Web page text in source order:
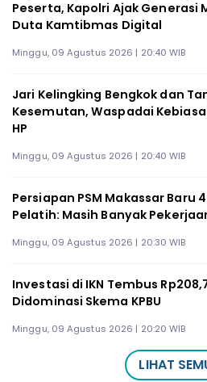
Peserta, Kapolri Ajak Generasi
Duta Kamtibmas Digital
Minggu, 09 Agustus 2026 | 20:40 WIB
Jari Kelingking Bengkok dan
Kesemutan, Waspadai
HP
Minggu, 09 Agustus 2026 | 20:40 WIB
Persiapan PSM Makassar Baru
Pelatih: Masih Banyak
Minggu, 09 Agustus 2026 | 20:30 WIB
Investasi di IKN Tembus
Didominasi Skema KPBU
Minggu, 09 Agustus 2026 | 20:20 WIB
LIHAT